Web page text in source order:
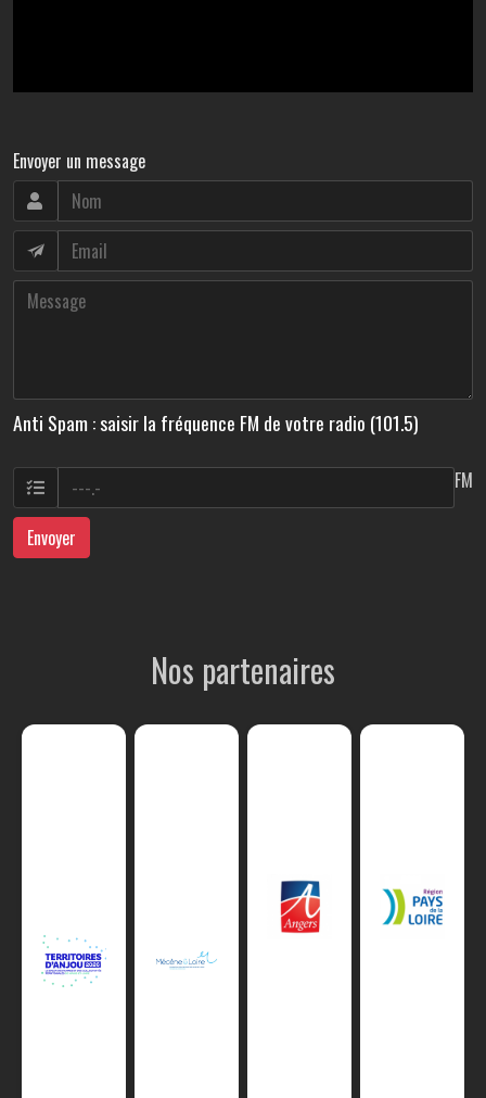
Envoyer un message
Anti Spam : saisir la fréquence FM de votre radio (101.5)
FM
Envoyer
Nos partenaires